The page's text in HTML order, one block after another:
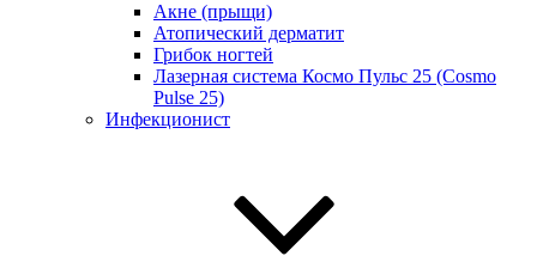
Акне (прыщи)
Атопический дерматит
Грибок ногтей
Лазерная система Космо Пульс 25 (Cosmo
Pulse 25)
Инфекционист